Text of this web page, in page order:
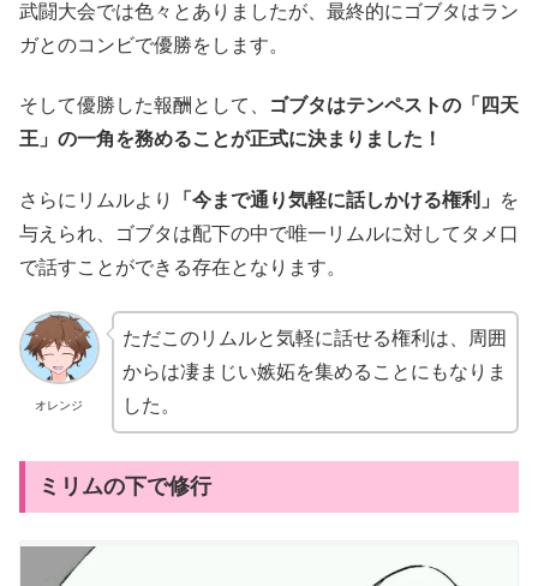
武闘大会では色々とありましたが、最終的にゴブタはラン
ガとのコンビで優勝をします。
そして優勝した報酬として、
ゴブタはテンペストの「四天
王」の一角を務めることが正式に決まりました！
さらにリムルより 「今まで通り気軽に話しかける権利」
を
与えられ、ゴブタは配下の中で唯一リムルに対してタメ口
で話すことができる存在となります。
オレンジ
ただこのリムルと気軽に話せる権利は、周囲
からは凄まじい嫉妬を集めることにもなりま
した。
ミリムの下で修行